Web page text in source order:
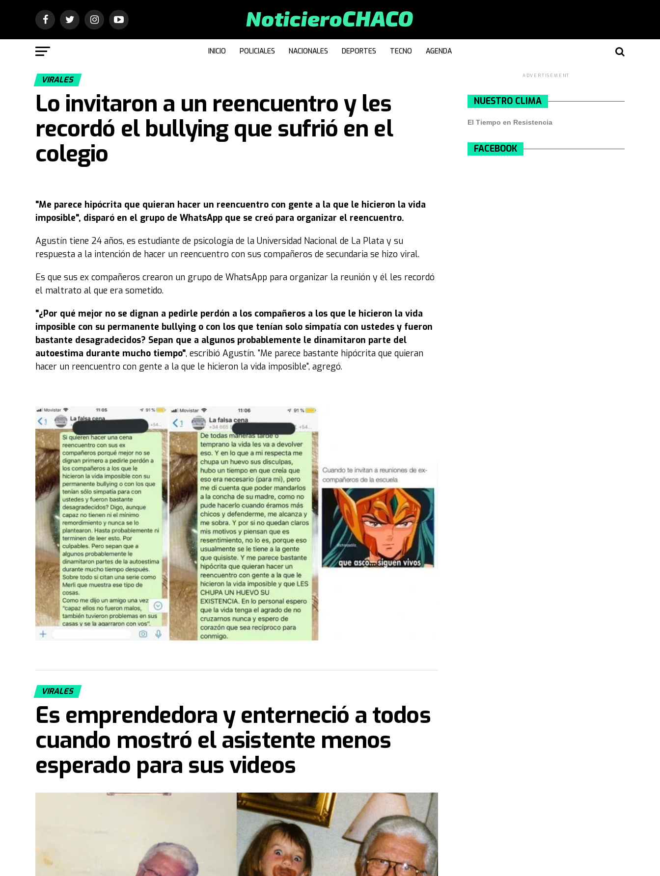
INICIO POLICIALES NACIONALES DEPORTES TECNO AGENDA
VIRALES
Lo invitaron a un reencuentro y les
recordó el bullying que sufrió en el
colegio
"Me parece hipócrita que quieran hacer un reencuentro con gente a la que le hicieron la vida
imposible", disparó en el grupo de WhatsApp que se creó para organizar el reencuentro.
Agustín tiene 24 años, es estudiante de psicología de la Universidad Nacional de La Plata y su
respuesta a la intención de hacer un reencuentro con sus compañeros de secundaria se hizo viral.
Es que sus ex compañeros crearon un grupo de WhatsApp para organizar la reunión y él les recordó
el maltrato al que era sometido.
"¿Por qué mejor no se dignan a pedirle perdón a los compañeros a los que le hicieron la vida
imposible con su permanente bullying o con los que tenían solo simpatía con ustedes y fueron
bastante desagradecidos? Sepan que a algunos probablemente le dinamitaron parte del
autoestima durante mucho tiempo", escribió Agustín. "Me parece bastante hipócrita que quieran
hacer un reencuentro con gente a la que le hicieron la vida imposible", agregó.
VIRALES
Es emprendedora y enterneció a todos
cuando mostró el asistente menos
esperado para sus videos
ADVERTISEMENT
NUESTRO CLIMA
El Tiempo en Resistencia
FACEBOOK